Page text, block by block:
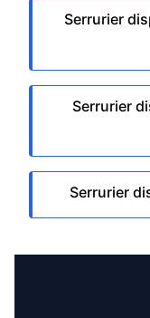
Serrurier
Serrurier
Serrurier